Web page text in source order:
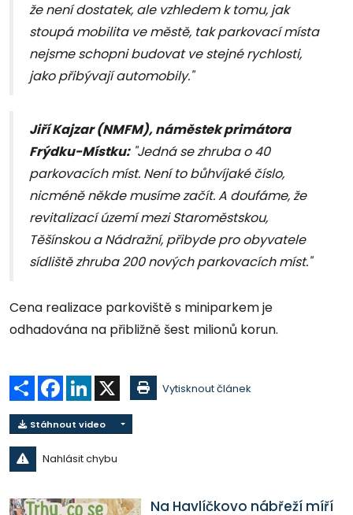
že není dostatek, ale vzhledem k tomu, jak
stoupá mobilita ve městě, tak parkovací místa
nejsme schopni budovat ve stejné rychlosti,
jako přibývají automobily."
Jiří Kajzar (NMFM), náměstek primátora
Frýdku-Místku:"Jedná se zhruba o 40
parkovacích míst. Není to bůhvíjaké číslo,
nicméně někde musíme začít. A doufáme, že
revitalizací území mezi Staroměstskou,
Těšínskou a Nádražní, přibyde pro obyvatele
sídliště zhruba 200 nových parkovacích míst."
Cena realizace parkoviště s miniparkem je
odhadována na přibližně šest milionů korun.
Sdílet Facebook
LinkedIn Vytisknout článek
Stáhnout video
Nahlásit chybu
Na Havlíčkovo nábřeží míří